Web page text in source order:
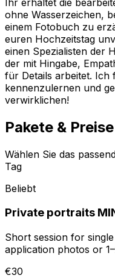
ohne Wasserzeichen,
einem Fotobuch zu
euren Hochzeitstag
einen Spezialisten der
der mit Hingabe,
für Details arbeitet. Ich
kennenzulernen und
verwirklichen!
Pakete & Preise
Wählen Sie das
Tag
Beliebt
Private portraits
Short session for
application photos or
€30